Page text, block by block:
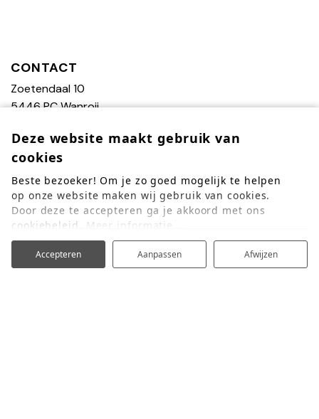
CONTACT
Zoetendaal 10
5446 PC Wanroij
avonturenpark@debergen.nl
OVER ONS
Openingstijden
Veel gestelde vragen
LEGAL
Deze website maakt gebruik van
cookies
Beste bezoeker! Om je zo goed mogelijk te helpen
op onze website maken wij gebruik van cookies.
Door deze te accepteren ga je akkoord met ons
cookiebeleid.
Meer informatie ...
Accepteren Aanpassen Afwijzen